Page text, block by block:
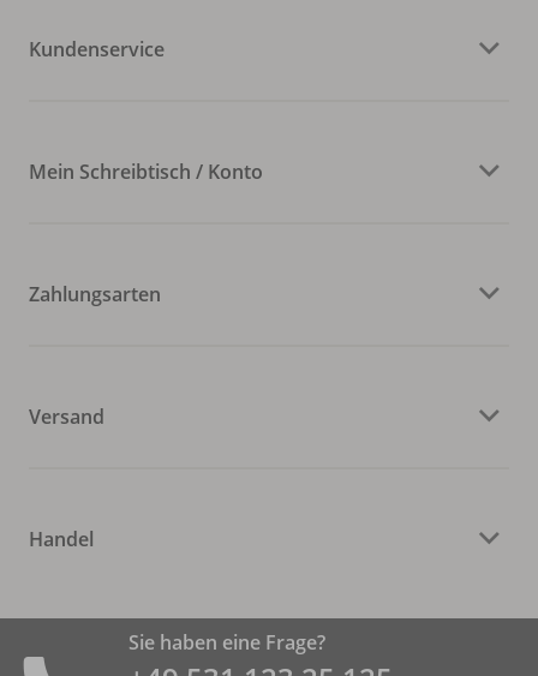
Kundenservice
Mein Schreibtisch / Konto
Zahlungsarten
Versand
Handel
Sie haben eine Frage?